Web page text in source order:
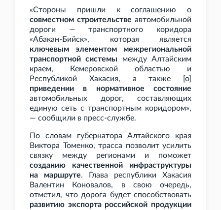
«Стороны пришли к соглашению о
совместном строительстве автомобильной
дороги — транспортного коридора
«Абакан-Бийск», которая является
ключевым элементом межрегиональной
транспортной системы между Алтайским
краем, Кемеровской областью и
Республикой Хакасия, а также [о]
приведении в нормативное состояние
автомобильных дорог, составляющих
единую сеть с транспортным коридором»,
— сообщили в пресс-службе.
По словам губернатора Алтайского края
Виктора Томенко, трасса позволит усилить
связку между регионами и поможет
созданию качественной инфраструктуры
на маршруте. Глава республики Хакасия
Валентин Коновалов, в свою очередь,
отметил, что дорога будет способствовать
развитию экспорта российской продукции